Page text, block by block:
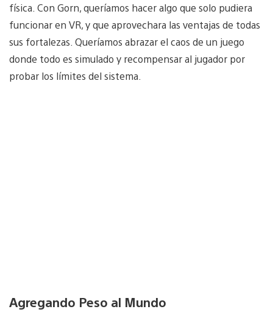
física. Con Gorn, queríamos hacer algo que solo pudiera
funcionar en VR, y que aprovechara las ventajas de todas
sus fortalezas. Queríamos abrazar el caos de un juego
donde todo es simulado y recompensar al jugador por
probar los límites del sistema.
Agregando Peso al Mundo